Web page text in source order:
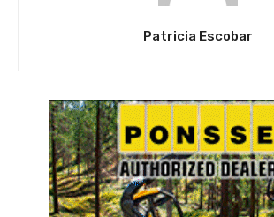
Patricia Escobar